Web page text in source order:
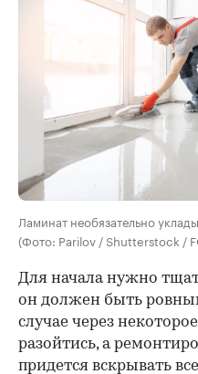
Ламинат необязательно
(Фото: Parilov / Shutterstock /
Для начала нужно
он должен быть
случае через
разойтись, а
придется вскрывать